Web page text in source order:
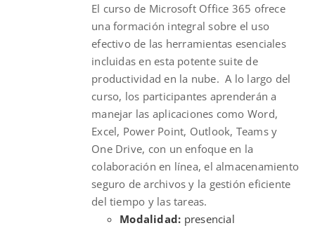
$100.00.$70.00.
El curso de Microsoft Office 365 ofrece
una formación integral sobre el uso
efectivo de las herramientas esenciales
incluidas en esta potente suite de
productividad en la nube. A lo largo del
curso, los participantes aprenderán a
manejar las aplicaciones como Word,
Excel, Power Point, Outlook, Teams y
One Drive, con un enfoque en la
colaboración en línea, el almacenamiento
seguro de archivos y la gestión eficiente
del tiempo y las tareas.
Modalidad: presencial